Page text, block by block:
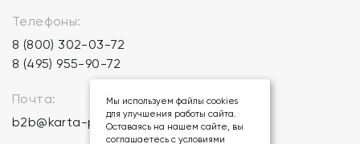
Телефоны:
8 (800) 302-03-72
8 (495) 955-90-72
Почта:
b2b@karta-podarkov.ru
Мы используем файлы cookies
для улучшения работы сайта.
Оставаясь на нашем сайте, вы
соглашаетесь с условиями